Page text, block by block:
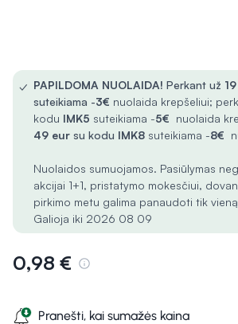
✓ PAPILDOMA NUOLAIDA! Perkant už
suteikiama -3€ nuolaida krepšeliui;
kodu IMK5 suteikiama -5€ nuolaida
49 eur su kodu IMK8 suteikiama -8€
Nuolaidos sumuojamos. Pasiūlymas
akcijai 1+1, pristatymo mokesčiui,
pirkimo metu galima panaudoti tik
Galioja iki 2026 08 09
0,98 €
Pranešti, kai sumažės kaina